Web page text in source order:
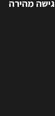
גישה מהירה